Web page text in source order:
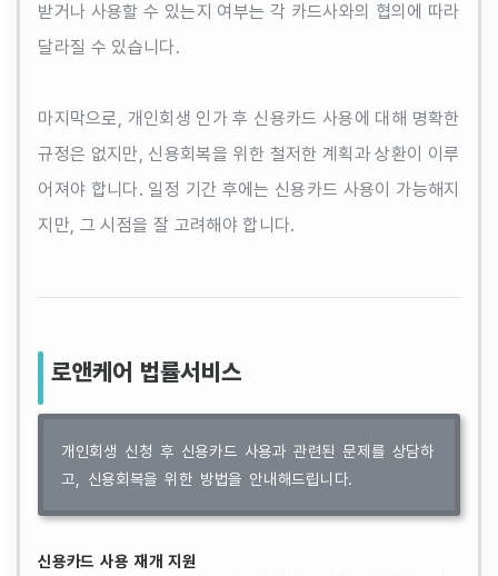
받거나 사용할 수 있는지 여부는 각 카드사와의 협의에 따라
달라질 수 있습니다.
마지막으로, 개인회생 인가 후 신용카드 사용에 대해 명확한
규정은 없지만, 신용회복을 위한 철저한 계획과 상환이 이루
어져야 합니다. 일정 기간 후에는 신용카드 사용이 가능해지
지만, 그 시점을 잘 고려해야 합니다.
로앤케어 법률서비스
개인회생 신청 후 신용카드 사용과 관련된 문제를 상담하
고, 신용회복을 위한 방법을 안내해드립니다.
신용카드 사용 재개 지원